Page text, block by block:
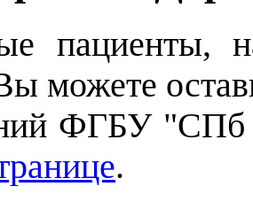
пациенты,
можете
ФГБУ
.